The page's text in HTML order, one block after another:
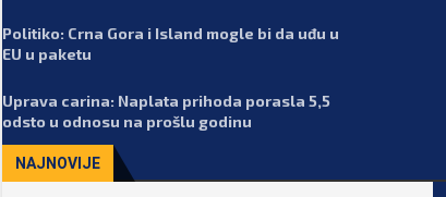
Politiko: Crna Gora i Island mogle bi da uđu u
EU u paketu
Uprava carina: Naplata prihoda porasla 5,5
odsto u odnosu na prošlu godinu
NAJNOVIJE